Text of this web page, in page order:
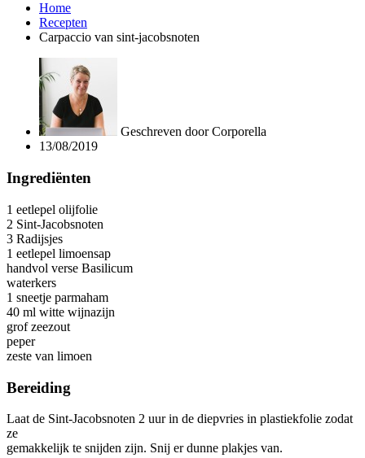
Home
Recepten
Carpaccio van sint-jacobsnoten
Geschreven doorCorporella
13/08/2019
Ingrediënten
1 eetlepel olijfolie
2 Sint-Jacobsnoten
3 Radijsjes
1 eetlepel limoensap
handvol verse Basilicum
waterkers
1 sneetje parmaham
40 ml witte wijnazijn
grof zeezout
peper
zeste van limoen
Bereiding
Laat de Sint-Jacobsnoten 2 uur in de diepvries in plastiekfolie zodat
ze
gemakkelijk te snijden zijn. Snij er dunne plakjes van.